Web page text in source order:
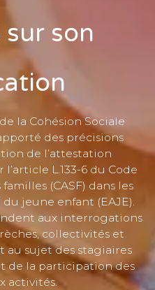
sur son
la Cohésion Sociale
des précisions
de l’attestation
L.133-6 du Code
(CASF) dans les
jeune enfant (EAJE).
aux interrogations
collectivités et
au sujet des stagiaires
de la participation des
activités.